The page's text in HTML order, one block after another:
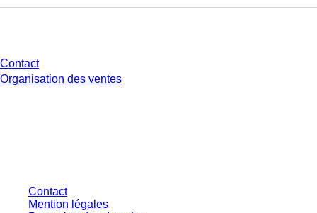
Contact
Organisation des ventes
Contact
Mention légales